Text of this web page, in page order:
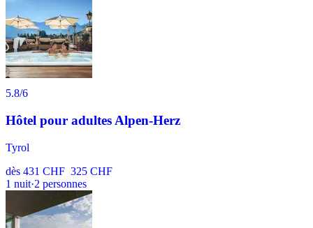
5.8/6
Hôtel pour adultes Alpen-Herz
Tyrol
dès 431 CHF 325 CHF
1 nuit·2 personnes